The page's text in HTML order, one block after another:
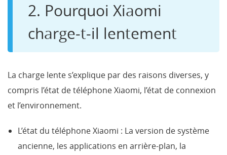
2. Pourquoi Xiaomi
charge-t-il lentement
La charge lente s’explique par des raisons diverses, y
compris l’état de téléphone Xiaomi, l’état de connexion
et l’environnement.
L’état du téléphone Xiaomi : La version de système
ancienne, les applications en arrière-plan, la